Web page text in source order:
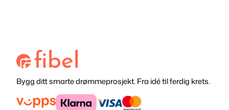
Bygg ditt smarte drømmeprosjekt. Fra idé til ferdig krets.